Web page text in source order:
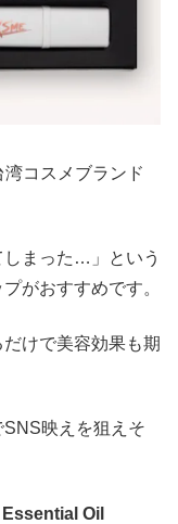
湾コスメブランド
しまった…」という
がおすすめです。
けで美容効果も期
映えを狙えそ
Oil